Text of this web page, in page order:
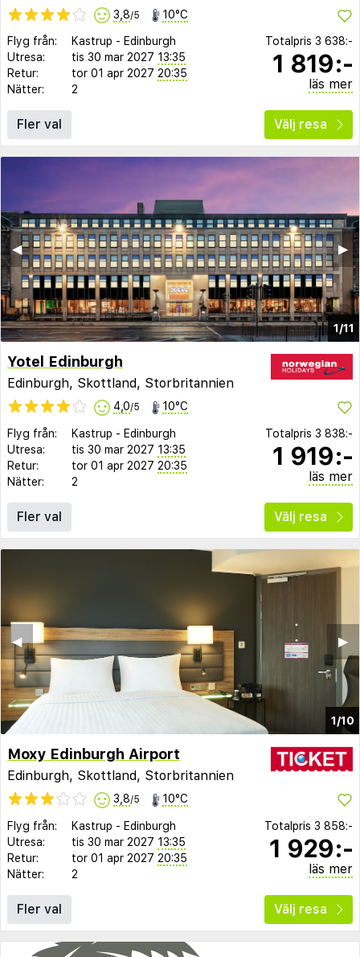
3,8/5 10°C
Flyg från: Kastrup - Edinburgh
Utresa:
tis 30 mar 2027 13:35
Retur:
tor 01 apr 2027 20:35
Nätter:
2
Totalpris 3 638:-
1 819:-
läs mer
Fler val Välj resa
1/11
▶︎
◀︎
Yotel Edinburgh
Edinburgh, Skottland, Storbritannien
4,0/5 10°C
Flyg från: Kastrup - Edinburgh
Utresa:
tis 30 mar 2027 13:35
Retur:
tor 01 apr 2027 20:35
Nätter:
2
Totalpris 3 838:-
1 919:-
läs mer
Fler val Välj resa
1/10
▶︎
◀︎
Moxy Edinburgh Airport
Edinburgh, Skottland, Storbritannien
3,8/5 10°C
Flyg från: Kastrup - Edinburgh
Utresa:
tis 30 mar 2027 13:35
Retur:
tor 01 apr 2027 20:35
Nätter:
2
Totalpris 3 858:-
1 929:-
läs mer
Fler val Välj resa